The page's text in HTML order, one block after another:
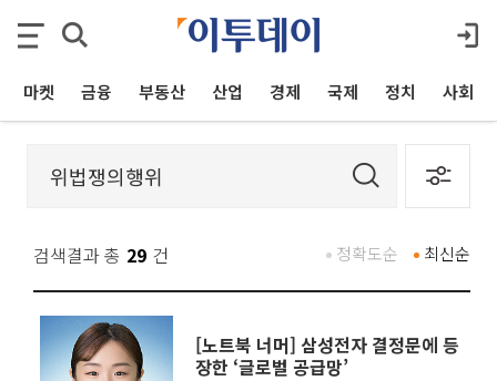
마켓 금융 부동산 산업 경제 국제 정치 사회
검색결과 총 29 건 최신순
정확도순
[노트북 너머] 삼성전자 결정문에 등
장한 ‘글로벌 공급망’